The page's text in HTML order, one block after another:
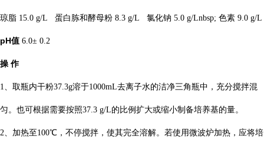
琼脂 15.0 g/L 蛋白胨和酵母粉 8.3 g/L 氯化钠 5.0 g/Lnbsp; 色素 9.0 g/L
pH值 6.0± 0.2
操 作
1、取瓶内干粉37.3g溶于1000mL去离子水的洁净三角瓶中，充分搅拌混
匀。也可根据需要按照37.3 g/L的比例扩大或缩小制备培养基的量。
2、加热至100℃，不停搅拌，使其完全溶解。若使用微波炉加热，应将培